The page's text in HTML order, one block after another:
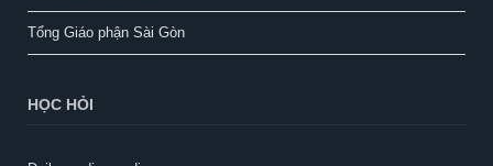
Tổng Giáo phận Sài Gòn
HỌC HỎI